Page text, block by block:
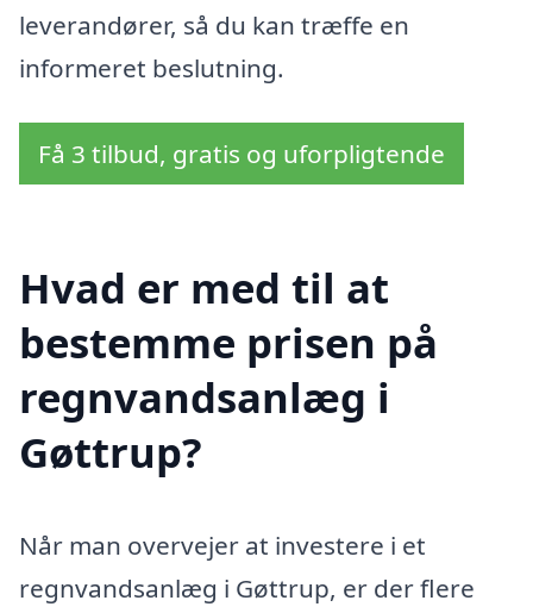
leverandører, så du kan træffe en
informeret beslutning.
Få 3 tilbud, gratis og uforpligtende
Hvad er med til at
bestemme prisen på
regnvandsanlæg i
Gøttrup?
Når man overvejer at investere i et
regnvandsanlæg i Gøttrup, er der flere